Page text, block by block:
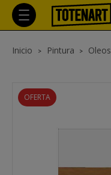
Inicio Pintura Oleos
OFERTA